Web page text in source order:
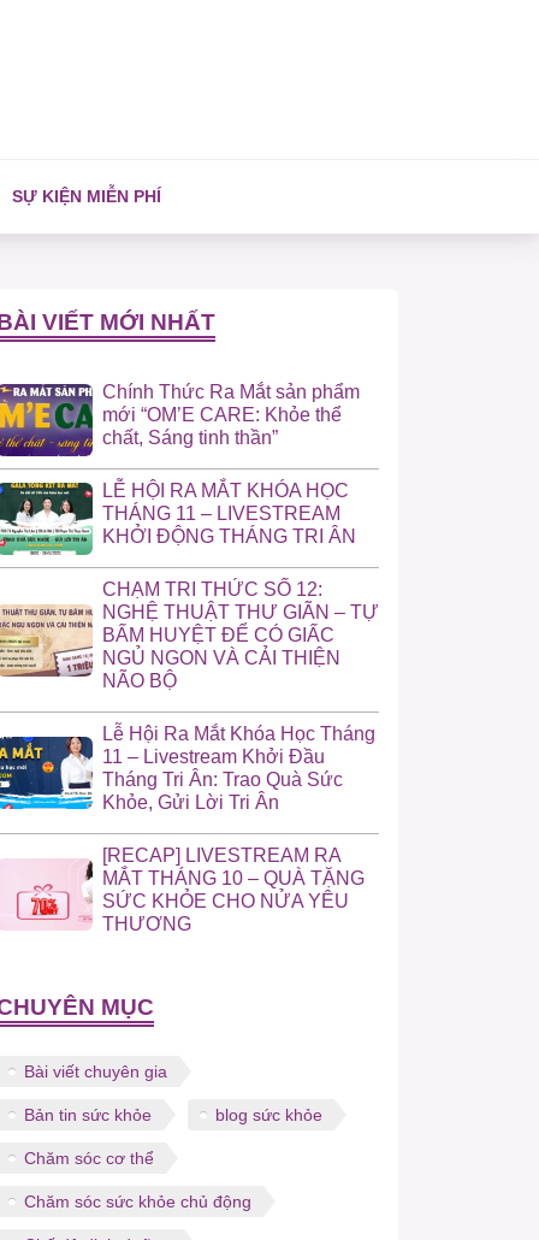
SỰ KIỆN MIỄN PHÍ
VIẾT MỚI NHẤT
Chính Thức Ra Mắt sản phẩm
mới “OM’E CARE: Khỏe thể
chất, Sáng tinh thần”
LỄ HỘI RA MẮT KHÓA HỌC
THÁNG 11 – LIVESTREAM
KHỞI ĐỘNG THÁNG TRI ÂN
CHẠM TRI THỨC SỐ 12:
NGHỆ THUẬT THƯ GIÃN – TỰ
BẤM HUYỆT ĐỂ CÓ GIẤC
NGỦ NGON VÀ CẢI THIỆN
NÃO BỘ
Lễ Hội Ra Mắt Khóa Học Tháng
11 – Livestream Khởi Đầu
Tháng Tri Ân: Trao Quà Sức
Khỏe, Gửi Lời Tri Ân
[RECAP] LIVESTREAM RA
MẮT THÁNG 10 – QUÀ TẶNG
SỨC KHỎE CHO NỬA YÊU
THƯƠNG
MỤC
Bài viết chuyên gia
Bản tin sức khỏe blog sức khỏe
Chăm sóc cơ thể
Chăm sóc sức khỏe chủ động